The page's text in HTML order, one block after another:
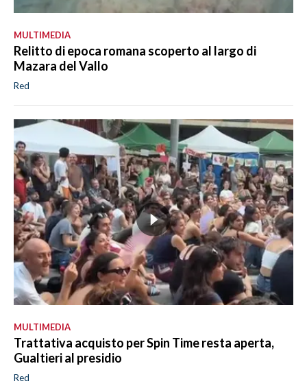
MULTIMEDIA
Relitto di epoca romana scoperto al largo di
Mazara del Vallo
Red
MULTIMEDIA
Trattativa acquisto per Spin Time resta aperta,
Gualtieri al presidio
Red